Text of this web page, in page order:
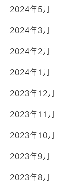
2024年5月
2024年3月
2024年2月
2024年1月
2023年12月
2023年11月
2023年10月
2023年9月
2023年8月